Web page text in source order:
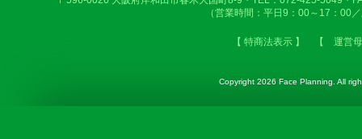
（営業時間：平日9：00～17：00
【 特商法表示 】 【 運営
Copyright 2026 Face Planning. All